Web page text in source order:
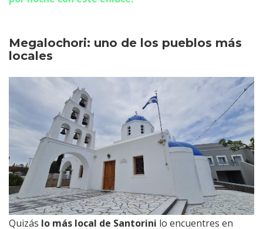
Megalochori: uno de los pueblos más
locales
Quizás lo más local de Santorini lo encuentres en